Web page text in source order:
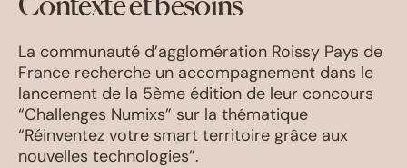
La communauté d’agglomération Roissy Pays de
France recherche un accompagnement dans le
lancement de la 5ème édition de leur concours
“Challenges Numixs” sur la thématique
“Réinventez votre smart territoire grâce aux
nouvelles technologies”.